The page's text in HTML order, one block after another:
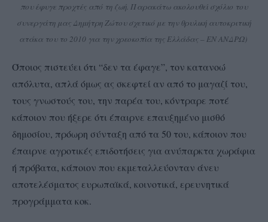
που έφυγε προχτές από τη ζωή. Παρακάτω ακολουθεί σχόλιο του
συνεργάτη μας Δημήτρη Ζώτου σχετικό με την θρυλική αυτοκριτική
ατάκα του το 2010 για την χρεοκοπία της Ελλάδας – ΕΝ ΑΝΔΡΩ)
Όποιος πιστεύει ότι “δεν τα έφαγε”, τον κατανοώ
απόλυτα, απλά όμως ας σκεφτεί αν από το μαγαζί του,
τους γνωστούς του, την παρέα του, κόντραρε ποτέ
κάποιον που ήξερε ότι έπαιρνε επαυξημένο μισθό
δημοσίου, πρόωρη σύνταξη από τα 50 του, κάποιον που
έπαιρνε αγροτικές επιδοτήσεις για ανύπαρκτα χωράφια
ή πρόβατα, κάποιον που εκμεταλλεύονταν άνευ
αποτελέσματος ευρωπαϊκά, κοινοτικά, ερευνητικά
προγράμματα κοκ.